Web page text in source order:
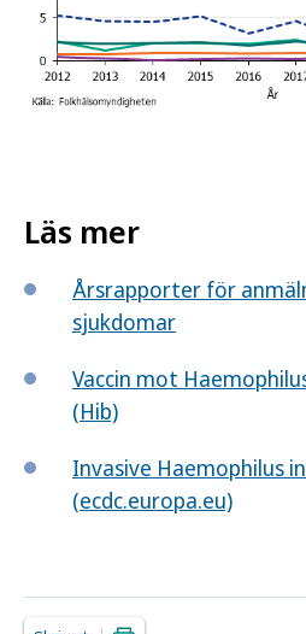
Läs mer
Årsrapporter för
sjukdomar
Vaccin mot
(Hib)
Invasive Haemophilus
(ecdc.europa.eu)